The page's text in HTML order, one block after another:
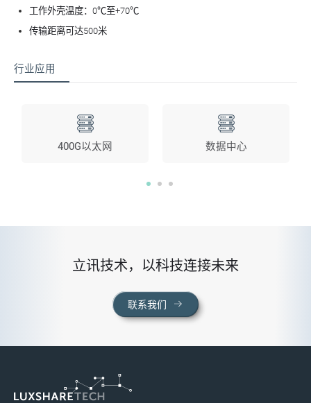
工作外壳温度：0℃至+70℃
传输距离可达500米
行业应用
400G以太网 数据中心
立讯技术，以科技连接未来
联系我们